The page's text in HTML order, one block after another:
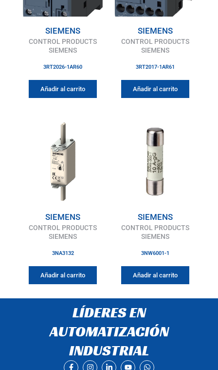
SIEMENS
CONTROL PRODUCTS
SIEMENS
3RT2026-1AR60
Añadir al carrito
SIEMENS
CONTROL PRODUCTS
SIEMENS
3RT2017-1AR61
Añadir al carrito
SIEMENS
CONTROL PRODUCTS
SIEMENS
3NA3132
Añadir al carrito
SIEMENS
CONTROL PRODUCTS
SIEMENS
3NW6001-1
Añadir al carrito
LÍDERES EN
AUTOMATIZACIÓN
INDUSTRIAL
F
I
L
Y
W